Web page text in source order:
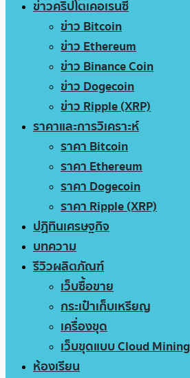
ข่าวคริปโตเคอเรนซี่
ข่าว Bitcoin
ข่าว Ethereum
ข่าว Binance Coin
ข่าว Dogecoin
ข่าว Ripple (XRP)
ราคาและการวิเคราะห์
ราคา Bitcoin
ราคา Ethereum
ราคา Dogecoin
ราคา Ripple (XRP)
ปฏิทินเศรษฐกิจ
บทความ
รีวิวผลิตภัณฑ์
เว็บซื้อขาย
กระเป๋าเก็บเหรียญ
เครื่องขุด
เว็บขุดแบบ Cloud Mining
ห้องเรียน